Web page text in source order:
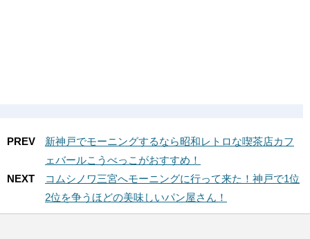
PREV
新神戸でモーニングするなら昭和レトロな喫茶店カフ
ェバールこうべっこがおすすめ！
NEXT
コムシノワ三宮へモーニングに行って来た！神戸で1位
2位を争うほどの美味しいパン屋さん！